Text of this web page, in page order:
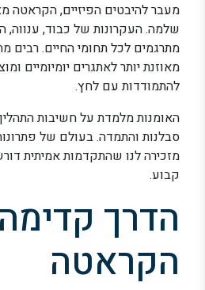
מעבר להיבטים הפיזיים, הקראטה
שלמה. העקרונות של כבוד,
מתרגמים לכל תחומי החיים. רבים
מאוזנת יותר לאתגרים יומיומיים
להתמודדות עם לחץ.
האומנות מלמדת על חשיבות
סבלנות והתמדה. בעולם של
מזכירה לנו שהתקדמות אמיתית
קבוע.
הדרך
הקראטה